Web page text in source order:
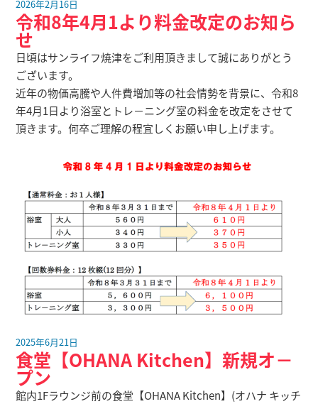
2026年2月16日
令和8年4月1より料金改定のお知ら
せ
日頃はサンライフ焼津をご利用頂きまして誠にありがとう
ございます。
近年の物価高騰や人件費増加等の社会情勢を背景に、令和8
年4月1日より浴室とトレ－ニング室の料金を改定をさせて
頂きます。何卒ご理解の程宜しくお願い申し上げます。
2025年6月21日
食堂【OHANA Kitchen】新規オ－
プン
館内1Fラウンジ前の食堂【OHANA Kitchen】(オハナ キッチ